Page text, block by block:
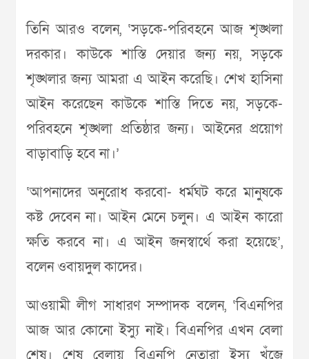
তিনি আরও বলেন, ‘সড়কে-পরিবহনে আজ শৃঙ্খলা
দরকার। কাউকে শাস্তি দেয়ার জন্য নয়, সড়কে
শৃঙ্খলার জন্য আমরা এ আইন করেছি। শেখ হাসিনা
আইন করেছেন কাউকে শাস্তি দিতে নয়, সড়কে-
পরিবহনে শৃঙ্খলা প্রতিষ্ঠার জন্য। আইনের প্রয়োগ
বাড়াবাড়ি হবে না।’
‘আপনাদের অনুরোধ করবো- ধর্মঘট করে মানুষকে
কষ্ট দেবেন না। আইন মেনে চলুন। এ আইন কারো
ক্ষতি করবে না। এ আইন জনস্বার্থে করা হয়েছে’,
বলেন ওবায়দুল কাদের।
আওয়ামী লীগ সাধারণ সম্পাদক বলেন, ‘বিএনপির
আজ আর কোনো ইস্যু নাই। বিএনপির এখন বেলা